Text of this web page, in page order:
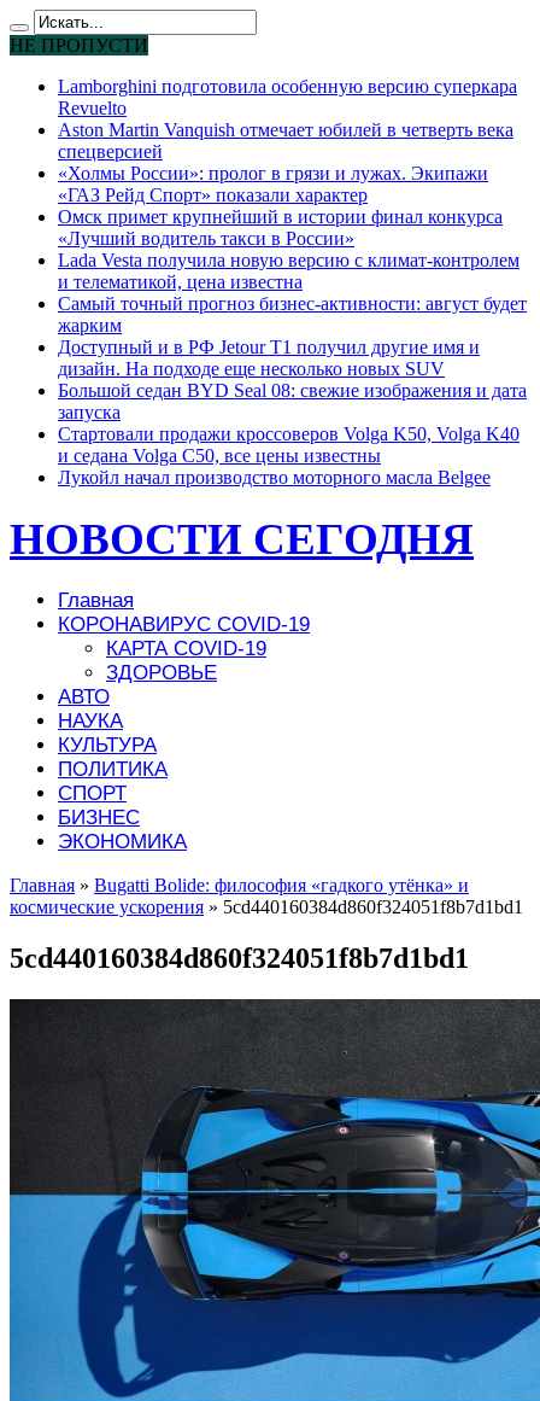
НЕ ПРОПУСТИ
Lamborghini подготовила особенную версию суперкара
Revuelto
Aston Martin Vanquish отмечает юбилей в четверть века
спецверсией
«Холмы России»: пролог в грязи и лужах. Экипажи
«ГАЗ Рейд Спорт» показали характер
Омск примет крупнейший в истории финал конкурса
«Лучший водитель такси в России»
Lada Vesta получила новую версию с климат-контролем
и телематикой, цена известна
Самый точный прогноз бизнес-активности: август будет
жарким
Доступный и в РФ Jetour T1 получил другие имя и
дизайн. На подходе еще несколько новых SUV
Большой седан BYD Seal 08: свежие изображения и дата
запуска
Стартовали продажи кроссоверов Volga K50, Volga K40
и седана Volga C50, все цены известны
Лукойл начал производство моторного масла Belgee
НОВОСТИ СЕГОДНЯ
Главная
КОРОНАВИРУС COVID-19
КАРТА COVID-19
ЗДОРОВЬЕ
АВТО
НАУКА
КУЛЬТУРА
ПОЛИТИКА
СПОРТ
БИЗНЕС
ЭКОНОМИКА
Главная » Bugatti Bolide: философия «гадкого утёнка» и
космические ускорения » 5cd440160384d860f324051f8b7d1bd1
5cd440160384d860f324051f8b7d1bd1